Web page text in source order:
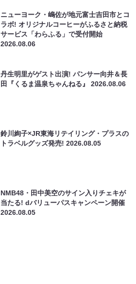
ニューヨーク・嶋佐が地元富士吉田市とコ
ラボ! オリジナルコーヒーがふるさと納税
サービス「わらふる」で受付開始
2026.08.06
丹生明里がゲスト出演! パンサー向井＆長
田『くるま温泉ちゃんねる』2026.08.06
鈴川絢子×JR東海リテイリング・プラスの
トラベルグッズ発売!2026.08.05
NMB48・田中美空のサイン入りチェキが
当たる! dバリューパスキャンペーン開催
2026.08.05